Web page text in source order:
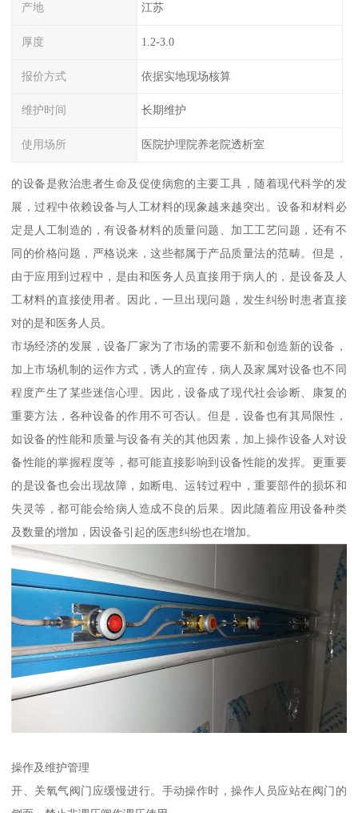
产地 江苏
厚度 1.2-3.0
报价方式 依据实地现场核算
维护时间 长期维护
使用场所 医院护理院养老院透析室
的设备是救治患者生命及促使病愈的主要工具，随着现代科学的发
展，过程中依赖设备与人工材料的现象越来越突出。设备和材料必
定是人工制造的，有设备材料的质量问题、加工工艺问题，还有不
同的价格问题，严格说来，这些都属于产品质量法的范畴。但是，
由于应用到过程中，是由和医务人员直接用于病人的，是设备及人
工材料的直接使用者。因此，一旦出现问题，发生纠纷时患者直接
对的是和医务人员。
市场经济的发展，设备厂家为了市场的需要不新和创造新的设备，
加上市场机制的运作方式，诱人的宣传，病人及家属对设备也不同
程度产生了某些迷信心理。因此，设备成了现代社会诊断、康复的
重要方法，各种设备的作用不可否认。但是，设备也有其局限性，
如设备的性能和质量与设备有关的其他因素，加上操作设备人对设
备性能的掌握程度等，都可能直接影响到设备性能的发挥。更重要
的是设备也会出现故障，如断电、运转过程中，重要部件的损坏和
失灵等，都可能会给病人造成不良的后果。因此随着应用设备种类
及数量的增加，因设备引起的医患纠纷也在增加。
操作及维护管理
开、关氧气阀门应缓慢进行。手动操作时，操作人员应站在阀门的